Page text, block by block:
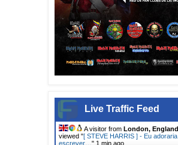
Live Traffic Feed
A visitor from London, England
viewed "[ STEVE HARRIS ] - Eu adoraria
escrever…" 1 min ago